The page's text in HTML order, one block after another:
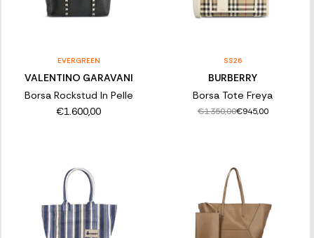
EVERGREEN
VALENTINO GARAVANI
Borsa Rockstud In Pelle
€1.600,00
SS26
BURBERRY
Borsa Tote Freya
€1.350,00€945,00